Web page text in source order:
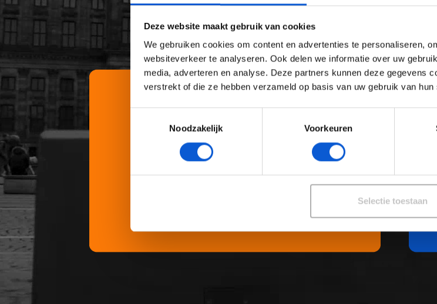
Deze website maakt gebruik van cookies
We gebruiken cookies om content en advertenties te personaliseren,
websiteverkeer te analyseren. Ook delen we informatie over uw
media, adverteren en analyse. Deze partners kunnen deze gegevens
verstrekt of die ze hebben verzameld op basis van uw gebruik van hun
Noodzakelijk
Voorkeuren
Selectie toestaan
KIES EEN